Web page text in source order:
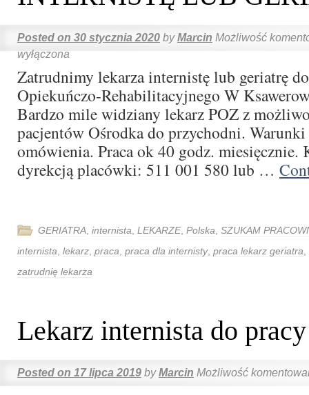
Posted on 30 stycznia 2020 by Marcin Możliwość
wyłączona
Zatrudnimy lekarza internistę lub geriatrę
Opiekuńczo-Rehabilitacyjnego W
Bardzo mile widziany lekarz POZ z
pacjentów Ośrodka do przychodni.
omówienia. Praca ok 40 godz. miesięcznie.
dyrekcją placówki: 511 001 580 lub …
GERIATRA internista LEKARZE, Polska SZUKAM
internista lekarz praca praca dla internisty, praca lekarz geriatra
zatrudnię lekarza
Lekarz internista do
Posted on 17 lipca 2019 by Marcin Możliwość